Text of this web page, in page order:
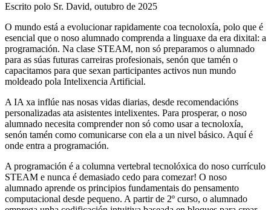
Escrito polo Sr. David, outubro de 2025
O mundo está a evolucionar rapidamente coa tecnoloxía, polo que é
esencial que o noso alumnado comprenda a linguaxe da era dixital: a
programación. Na clase STEAM, non só preparamos o alumnado
para as súas futuras carreiras profesionais, senón que tamén o
capacitamos para que sexan participantes activos nun mundo
moldeado pola Intelixencia Artificial.
A IA xa inflúe nas nosas vidas diarias, desde recomendacións
personalizadas ata asistentes intelixentes. Para prosperar, o noso
alumnado necesita comprender non só como usar a tecnoloxía,
senón tamén como comunicarse con ela a un nivel básico. Aquí é
onde entra a programación.
A programación é a columna vertebral tecnolóxica do noso currículo
STEAM e nunca é demasiado cedo para comezar! O noso
alumnado aprende os principios fundamentais do pensamento
computacional desde pequeno. A partir de 2º curso, o alumnado